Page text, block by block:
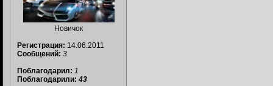
Новичок
Регистрация: 14.06.2011
Сообщений: 3
Поблагодарил: 1
Поблагодарили: 43